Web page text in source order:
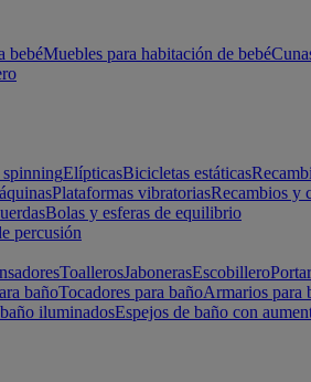
bebéMuebles para habitación de bebé
ElípticasBicicletas estáticas
Plataformas vibratoriasRecambios y
Bolas y esferas de equilibrio
percusión
ToallerosJabonerasEscobillero
bañoTocadores para bañoArmarios para
iluminadosEspejos de baño con